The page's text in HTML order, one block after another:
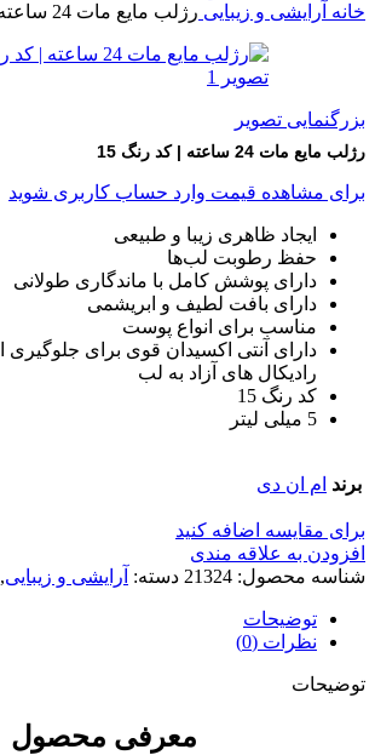
خانه آرایشی و زیبایی رژلب مایع مات 24 ساعته | کد رنگ 15
بزرگنمایی تصویر
رژلب مایع مات 24 ساعته | کد رنگ 15
برای مشاهده قیمت وارد حساب کاربری شوید
ایجاد ظاهری زیبا و طبیعی
حفظ رطوبت لب‌ها
دارای پوشش کامل با ماندگاری طولانی
دارای بافت لطیف و ابریشمی
مناسب برای انواع پوست
دارای آنتی اکسیدان قوی برای
رادیکال های آزاد به لب
کد رنگ 15
5 میلی لیتر
برند ام ان دی
برای مقایسه اضافه کنید
افزودن به علاقه مندی
شناسه محصول: 21324 دسته: آرایشی و زیبایی,
توضیحات
نظرات (0)
توضیحات
معرفی محصول